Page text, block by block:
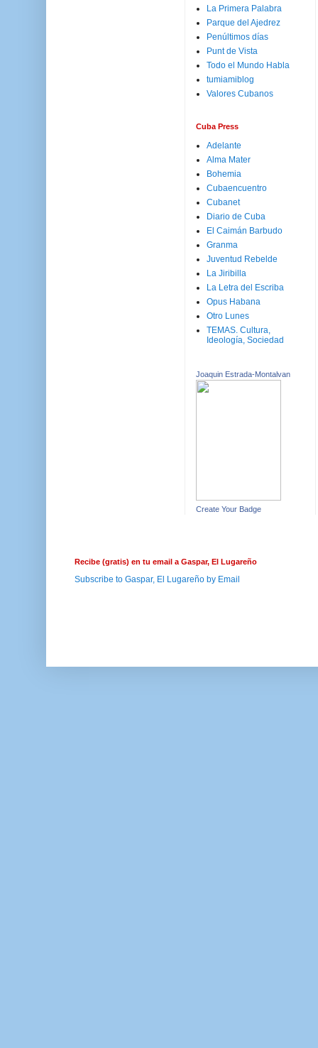
La Primera Palabra
Parque del Ajedrez
Penúltimos días
Punt de Vista
Todo el Mundo Habla
tumiamiblog
Valores Cubanos
Cuba Press
Adelante
Alma Mater
Bohemia
Cubaencuentro
Cubanet
Diario de Cuba
El Caimán Barbudo
Granma
Juventud Rebelde
La Jiribilla
La Letra del Escriba
Opus Habana
Otro Lunes
TEMAS. Cultura,
Ideología, Sociedad
Joaquin Estrada-Montalvan
Create Your Badge
Recibe (gratis) en tu email a Gaspar, El Lugareño
Subscribe to Gaspar, El Lugareño by Email